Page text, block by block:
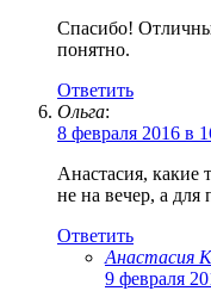
Спасибо!
понятно.
Ответить
Ольга:
8 февраля 2016 в
Анастасия, какие
не на вечер, а для
Ответить
Анастасия
9 февраля